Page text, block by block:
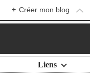
+ Créer mon blog
Liens